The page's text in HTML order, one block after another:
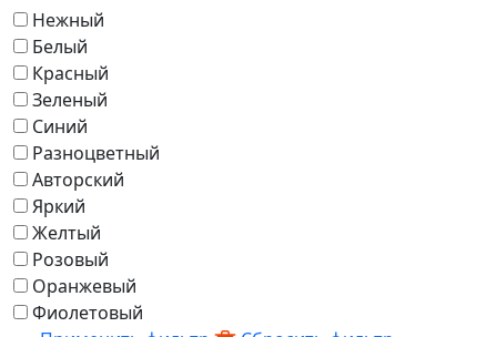
Нежный
Белый
Красный
Зеленый
Синий
Разноцветный
Авторский
Яркий
Желтый
Розовый
Оранжевый
Фиолетовый